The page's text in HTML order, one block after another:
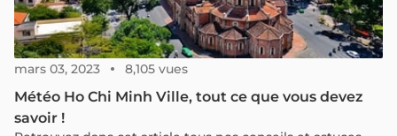
mars 03, 2023 8,105 vues
Météo Ho Chi Minh Ville, tout ce que vous devez
savoir !